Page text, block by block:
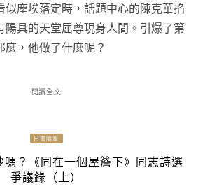
似塵埃落定時，話題中心的陳克華掐
陽具的天堂屈尊現身人間。引爆了第
麼，他做了什麼呢？
閱讀全文
日書隨筆
嗎？《同在一個屋簷下》同志詩選
爭議錄（上）